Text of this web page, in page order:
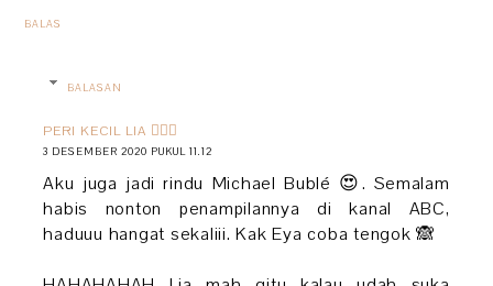
BALAS
BALASAN
PERI KECIL LIA 🧚🏻‍♀️
3 DESEMBER 2020 PUKUL 11.12
Aku juga jadi rindu Michael Bublé 😍. Semalam
habis nonton penampilannya di kanal ABC,
haduuu hangat sekaliii. Kak Eya coba tengok 🙈